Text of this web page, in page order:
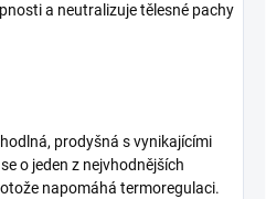
a neutralizuje tělesné pachy
prodyšná s vynikajícími
o jeden z nejvhodnějších
napomáhá termoregulaci.